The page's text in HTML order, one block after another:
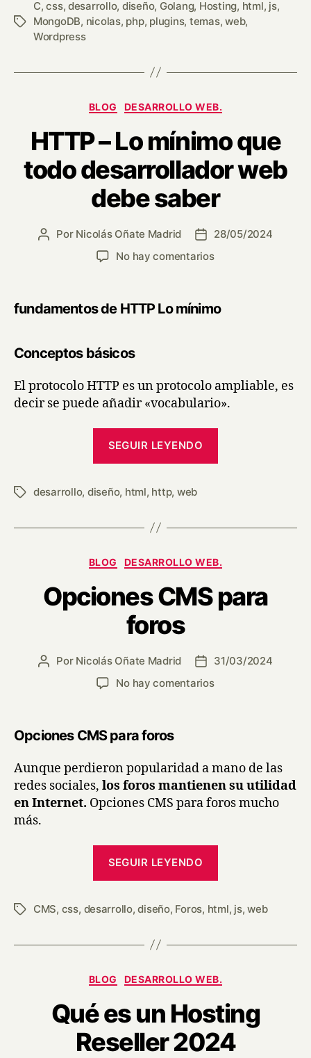
C,css, desarrollo, diseño, Golang, Hosting, html, js,
MongoDB, nicolas, php, plugins, temas,web,
Wordpress
BLOG DESARROLLO WEB.
HTTP – Lo mínimo que
todo desarrollador web
debe saber
Por Nicolás Oñate Madrid
28/05/2024
No hay comentarios
fundamentos de HTTP Lo mínimo
Conceptos básicos
El protocolo HTTP es un protocolo ampliable, es
decir se puede añadir «vocabulario».
SEGUIR LEYENDO
desarrollo, diseño, html, http, web
BLOG DESARROLLO WEB.
Opciones CMS para
foros
Por Nicolás Oñate Madrid
31/03/2024
No hay comentarios
Opciones CMS para foros
Aunque perdieron popularidad a mano de las
redes sociales, los foros mantienen su utilidad
en Internet. Opciones CMS para foros mucho
más.
SEGUIR LEYENDO
CMS, css, desarrollo,diseño, Foros, html, js,web
BLOG DESARROLLO WEB.
Qué es un Hosting
Reseller 2024